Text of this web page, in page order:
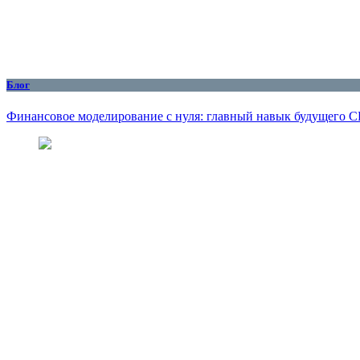
Блог
Финансовое моделирование с нуля: главный навык будущего